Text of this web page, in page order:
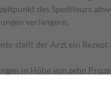
des Spediteurs
verlängern.
stellt der Arzt ein
in Höhe von zehn
Online-Apotheken.